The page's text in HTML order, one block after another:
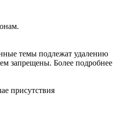
темы подлежат удалению
запрещены. Более подробнее
присутствия